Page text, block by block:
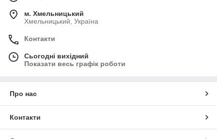
м. Хмельницький
Хмельницький, Україна
Контакти
Сьогодні вихідний
Показати весь графік роботи
Про нас
Контакти